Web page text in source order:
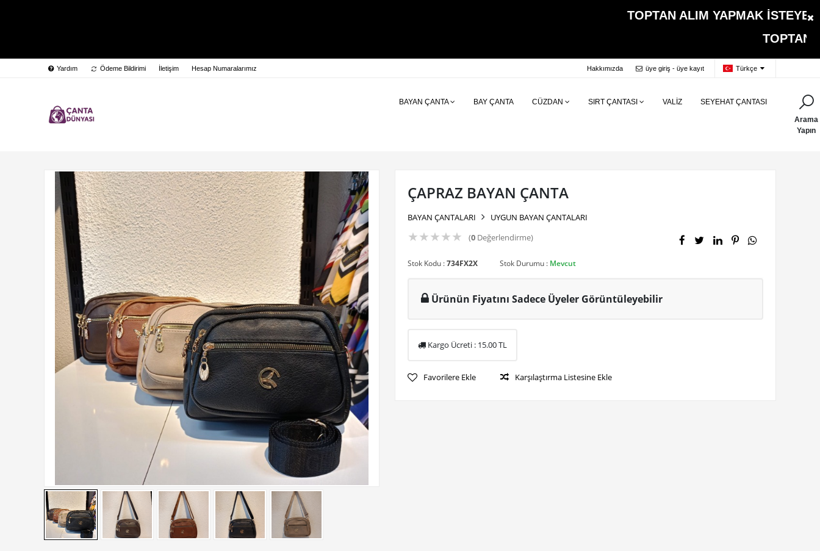
TOPTAN ALIM YAPMAK İSTEYEN
TOPTAN ALIMLARDA
Yardım Ödeme Bildirimi İletişim Hesap Numaralarımız Hakkımızda üye giriş - üye kayıt Türkçe
BAYAN ÇANTA BAY ÇANTA CÜZDAN SIRT ÇANTASI VALİZ SEYEHAT ÇANTASI
Arama
Yapın
ÇAPRAZ BAYAN ÇANTA
BAYAN ÇANTALARI UYGUN BAYAN ÇANTALARI
★★★★★ (0 Değerlendirme)
Stok Kodu :734FX2X Stok Durumu : Mevcut
Ürünün Fiyatını Sadece Üyeler Görüntüleyebilir
Kargo Ücreti : 15.00TL
Favorilere Ekle Karşılaştırma Listesine Ekle